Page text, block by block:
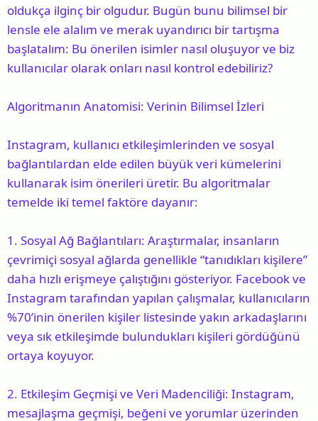
oldukça ilginç bir olgudur. Bugün bunu bilimsel bir
lensle ele alalım ve merak uyandırıcı bir tartışma
başlatalım: Bu önerilen isimler nasıl oluşuyor ve biz
kullanıcılar olarak onları nasıl kontrol edebiliriz?
Algoritmanın Anatomisi: Verinin Bilimsel İzleri
Instagram, kullanıcı etkileşimlerinden ve sosyal
bağlantılardan elde edilen büyük veri kümelerini
kullanarak isim önerileri üretir. Bu algoritmalar
temelde iki temel faktöre dayanır:
1. Sosyal Ağ Bağlantıları: Araştırmalar, insanların
çevrimiçi sosyal ağlarda genellikle “tanıdıkları kişilere”
daha hızlı erişmeye çalıştığını gösteriyor. Facebook ve
Instagram tarafından yapılan çalışmalar, kullanıcıların
%70’inin önerilen kişiler listesinde yakın arkadaşlarını
veya sık etkileşimde bulundukları kişileri gördüğünü
ortaya koyuyor.
2. Etkileşim Geçmişi ve Veri Madenciliği: Instagram,
mesajlaşma geçmişi, beğeni ve yorumlar üzerinden